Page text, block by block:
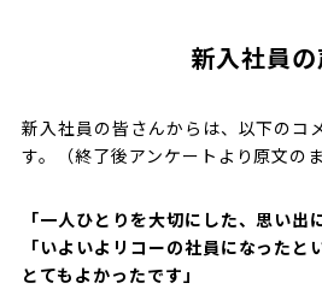
新入社員の
新入社員の皆さんからは、以下のコ
す。（終了後アンケートより原文の
「一人ひとりを大切にした、思い出
「いよいよリコーの社員になったと
とてもよかったです」